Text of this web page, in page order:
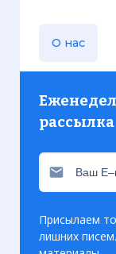
О нас
рассылка
Присылаем
лишних